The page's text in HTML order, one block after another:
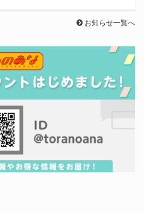
お知らせ一覧へ